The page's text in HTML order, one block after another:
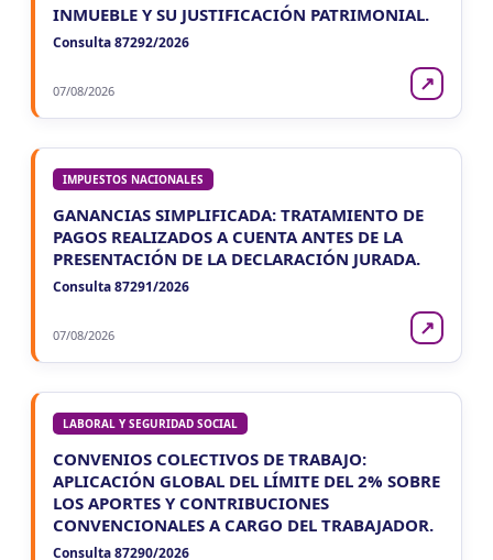
INMUEBLE Y SU JUSTIFICACIÓN PATRIMONIAL.
Consulta 87292/2026
07/08/2026 ↗
IMPUESTOS NACIONALES
GANANCIAS SIMPLIFICADA: TRATAMIENTO DE
PAGOS REALIZADOS A CUENTA ANTES DE LA
PRESENTACIÓN DE LA DECLARACIÓN JURADA.
Consulta 87291/2026
07/08/2026 ↗
LABORAL Y SEGURIDAD SOCIAL
CONVENIOS COLECTIVOS DE TRABAJO:
APLICACIÓN GLOBAL DEL LÍMITE DEL 2% SOBRE
LOS APORTES Y CONTRIBUCIONES
CONVENCIONALES A CARGO DEL TRABAJADOR.
Consulta 87290/2026